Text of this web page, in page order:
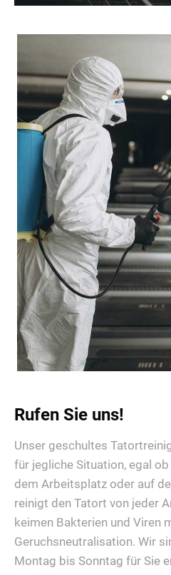
Rufen Sie uns!
Unser geschultes
für jegliche Situation, egal
dem Arbeitsplatz oder auf
reinigt den Tatort von jeder
keimen Bakterien und Viren
Geruchsneutralisation. Wir
Montag bis Sonntag für Sie